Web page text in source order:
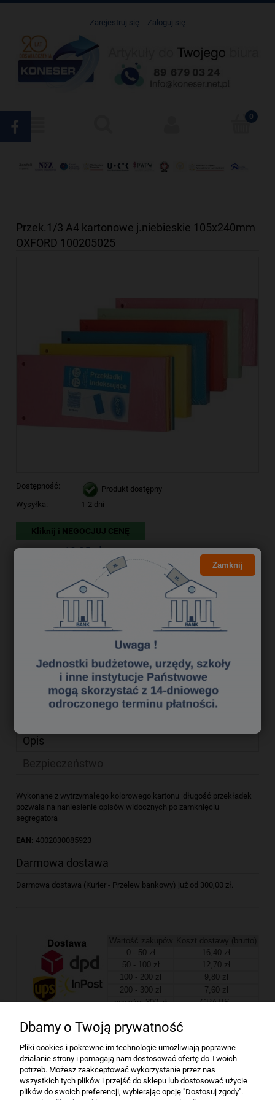
Zarejestruj się Zaloguj się
Przek.1/3 A4 kartonowe j.niebieskie 105x240mm
OXFORD 100205025
Dostępność:
Produkt dostępny
Wysyłka:
1-2 dni
Kliknij i NEGOCJUJ CENĘ
Cena brutto: 12,25 zł
Kod produktu: pr 0450089
zapytaj o produkt
poleć znajomemu
Opis
Wykonane z wytrzymałego kolorowego kartonu_długość przekładek
pozwala na naniesienie opisów widocznych po zamknięciu
segregatora
EAN: 4002030085923
Darmowa dostawa
Darmowa dostawa (Kurier - Przelew bankowy) już od 300,00 zł.
Wartość zakupów
Koszt dostawy (brutto)
0 - 50 zł
16,40 zł
50 - 100 zł
12,70 zł
100 - 200 zł
9,80 zł
200 - 300 zł
7,60 zł
powyżej 300 zł
GRATIS
Firma
Bindownice wg producentów
Niszczarki wg producentów
Dbamy o Twoją prywatność
Pliki cookies i pokrewne im technologie umożliwiają poprawne
działanie strony i pomagają nam dostosować ofertę do Twoich
potrzeb. Możesz zaakceptować wykorzystanie przez nas
wszystkich tych plików i przejść do sklepu lub dostosować użycie
plików do swoich preferencji, wybierając opcję "Dostosuj zgody".
Zamknij